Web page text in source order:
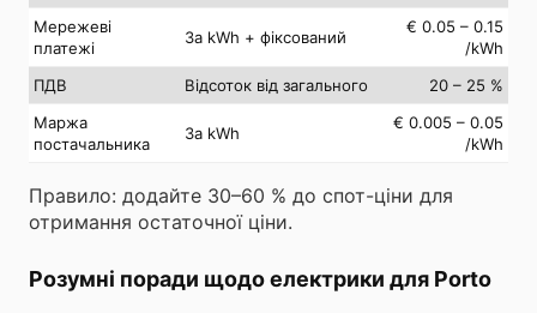
Мережеві
платежі
За kWh + фіксований
€ 0.05 – 0.15
/kWh
ПДВ
Відсоток від загального
20 – 25 %
Маржа
постачальника
За kWh
€ 0.005 – 0.05
/kWh
Правило: додайте 30–60 % до спот-ціни для
отримання остаточної ціни.
Розумні поради щодо електрики для Porto